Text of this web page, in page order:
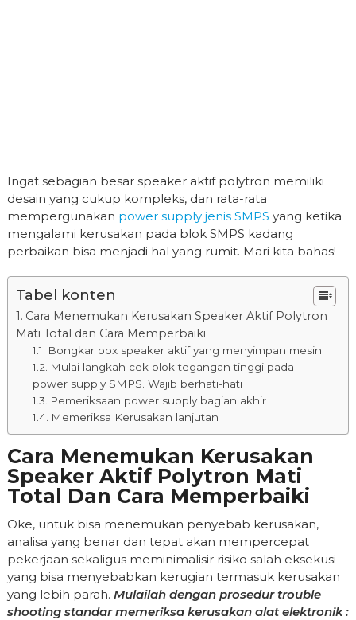
Ingat sebagian besar speaker aktif polytron memiliki
desain yang cukup kompleks, dan rata-rata
mempergunakan power supply jenis SMPS yang ketika
mengalami kerusakan pada blok SMPS kadang
perbaikan bisa menjadi hal yang rumit. Mari kita bahas!
Tabel konten
Cara Menemukan Kerusakan Speaker Aktif Polytron
Mati Total dan Cara Memperbaiki
Bongkar box speaker aktif yang menyimpan mesin.
Mulai langkah cek blok tegangan tinggi pada
power supply SMPS. Wajib berhati-hati
Pemeriksaan power supply bagian akhir
Memeriksa Kerusakan lanjutan
Cara Menemukan Kerusakan
Speaker Aktif Polytron Mati
Total Dan Cara Memperbaiki
Oke, untuk bisa menemukan penyebab kerusakan,
analisa yang benar dan tepat akan mempercepat
pekerjaan sekaligus meminimalisir risiko salah eksekusi
yang bisa menyebabkan kerugian termasuk kerusakan
yang lebih parah. Mulailah dengan prosedur trouble
shooting standar memeriksa kerusakan alat elektronik :